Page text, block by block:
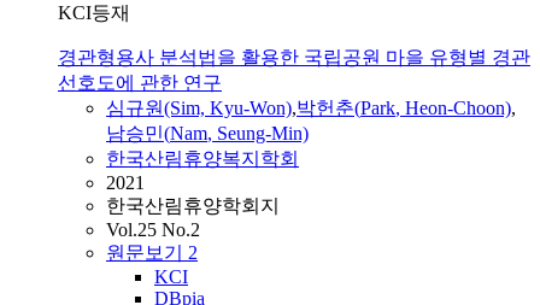
KCI등재
경관형용사 분석법을 활용한 국립공원 마을 유형별 경관
선호도에 관한 연구
심규원(Sim, Kyu-Won),박헌춘(Park, Heon-Choon),
남승민(Nam, Seung-Min)
한국산림휴양복지학회
2021
한국산림휴양학회지
Vol.25 No.2
원문보기 2
KCI
DBpia